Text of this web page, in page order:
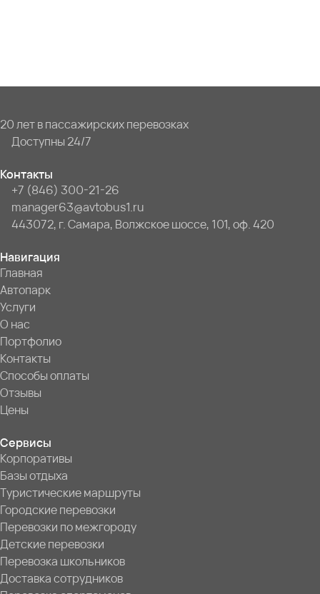
20 лет в пассажирских перевозках
Доступны 24/7
Контакты
+7 (846) 300-21-26
manager63@avtobus1.ru
443072, г. Самара, Волжское шоссе, 101, оф. 420
Навигация
Главная
Автопарк
Услуги
О нас
Портфолио
Контакты
Способы оплаты
Отзывы
Цены
Сервисы
Корпоративы
Базы отдыха
Туристические маршруты
Городские перевозки
Перевозки по межгороду
Детские перевозки
Перевозка школьников
Доставка сотрудников